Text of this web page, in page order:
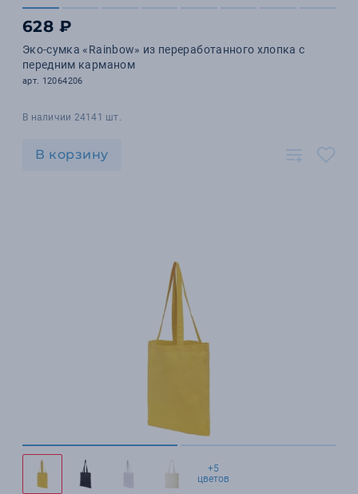
628 ₽
Эко-сумка «Rainbow» из переработанного хлопка с
передним карманом
арт. 12064206
В наличии 24141 шт.
В корзину
+5
цветов